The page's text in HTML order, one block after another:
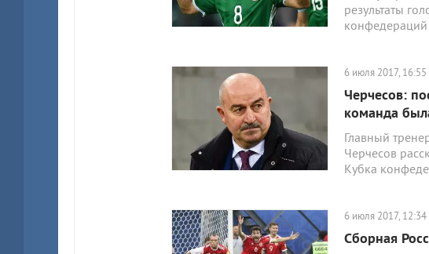
результаты
6 июля 2017, 16:55
Черчесов:
команда
Главный
Черчесов
Кубка
6 июля 2017, 12:34
Сборная